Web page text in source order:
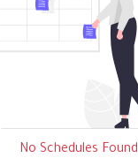
No Schedules Found